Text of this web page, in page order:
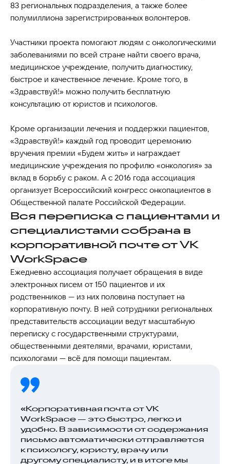
83 региональных подразделения, а также более
полумиллиона зарегистрированных волонтеров.
Участники проекта помогают людям с онкологическими
заболеваниями по всей стране найти своего врача,
медицинское учреждение, получить диагностику,
быстрое и качественное лечение. Кроме того, в
«Здравствуй!» можно получить бесплатную
консультацию от юристов и психологов.
Кроме организации лечения и поддержки пациентов,
«Здравствуй!» каждый год проводит церемонию
вручения премии «Будем жить» и награждает
медицинские учреждения по профилю «онкология» за
вклад в борьбу с раком. А с 2016 года ассоциация
организует Всероссийский конгресс онкопациентов в
Общественной палате Российской Федерации.
Вся переписка с пациентами и
специалистами собрана в
корпоративной почте от VK
WorkSpace
Ежедневно ассоциация получает обращения в виде
электронных писем от 150 пациентов и их
родственников — из них половина поступает на
корпоративную почту. В ней сотрудники региональных
представительств ассоциации ведут масштабную
переписку с государственными структурами,
общественными деятелями, врачами, юристами,
психологами — всё для помощи пациентам.
«Корпоративная почта от VK
WorkSpace — это быстро, легко и
удобно. В зависимости от содержания
письмо автоматически отправляется
к психологу, юристу, врачу или
другому специалисту, и в итоге мы